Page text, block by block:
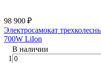
98 900 ₽
Электросамокат
700W LiIon
В наличии
1